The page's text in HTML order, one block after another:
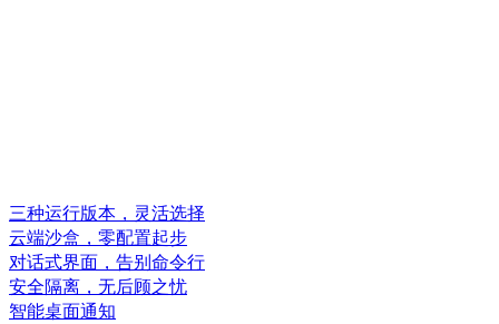
三种运行版本，灵活选择
云端沙盒，零配置起步
对话式界面，告别命令行
安全隔离，无后顾之忧
智能桌面通知